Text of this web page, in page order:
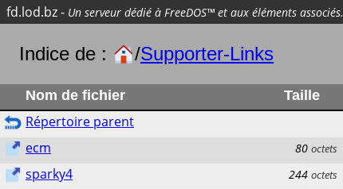
fd.lod.bz- Un serveur dédié à FreeDOS™ et aux éléments associés.
Indice de : /Supporter-Links
Nom de fichier Taille
Répertoire parent
ecm 80 octets
sparky4
244 octets